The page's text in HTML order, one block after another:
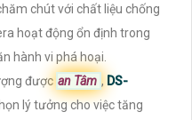
chút với chất liệu chống
hoạt động ổn định trong
hành vi phá hoại.
được an Tâm , DS-
lý tưởng cho việc tăng